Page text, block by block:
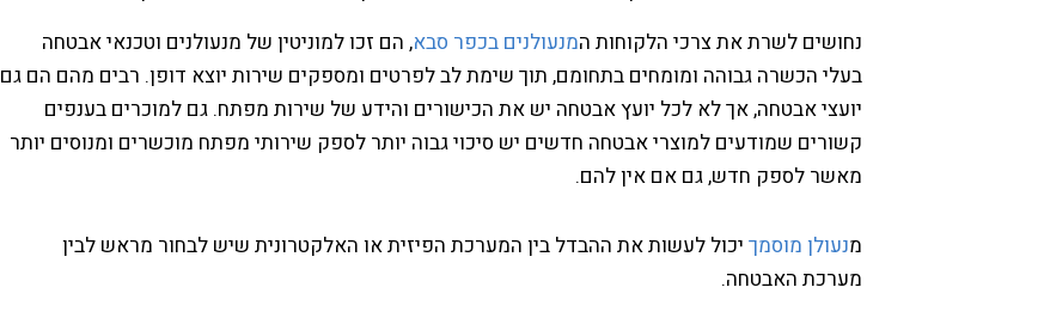
נחושים לשרת את צרכי הלקוחות המנעולנים בכפר סבא, הם זכו למוניטין של מנעולנים וטכנאי אבטחה
בעלי הכשרה גבוהה ומומחים בתחומם, תוך שימת לב לפרטים ומספקים שירות יוצא דופן. רבים מהם הם גם
יועצי אבטחה, אך לא לכל יועץ אבטחה יש את הכישורים והידע של שירות מפתח. גם למוכרים בענפים
קשורים שמודעים למוצרי אבטחה חדשים יש סיכוי גבוה יותר לספק שירותי מפתח מוכשרים ומנוסים יותר
מאשר לספק חדש, גם אם אין להם.
מנעולן מוסמך יכול לעשות את ההבדל בין המערכת הפיזית או האלקטרונית שיש לבחור מראש לבין
מערכת האבטחה.